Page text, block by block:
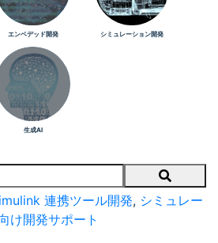
エンベデッド開発 シミュレーション開発
生成AI
Search
連携ツール開発, シミュレー
け開発サポート